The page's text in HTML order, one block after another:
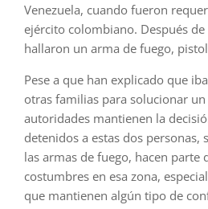
Venezuela, cuando fueron
ejército colombiano. Después
hallaron un arma de fuego,
Pese a que han explicado que
otras familias para solucionar
autoridades mantienen la
detenidos a estas dos personas,
las armas de fuego, hacen parte
costumbres en esa zona,
que mantienen algún tipo de